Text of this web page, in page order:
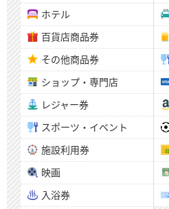
ホテル
百貨店商品券
その他商品券
ショップ・専門店
レジャー券
スポーツ・イベント
施設利用券
映画
入浴券